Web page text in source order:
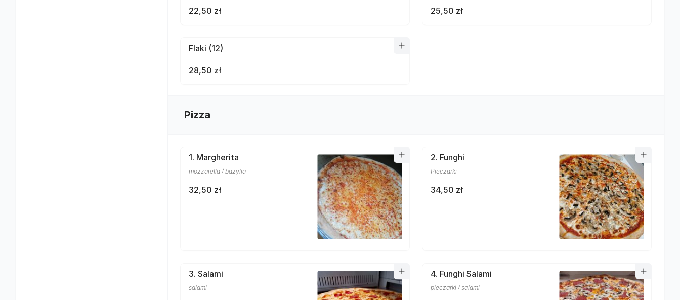
22,50 zł 25,50 zł
Flaki (12)
28,50 zł
Pizza
1. Margherita
mozzarella / bazylia
32,50 zł
2. Funghi
Pieczarki
34,50 zł
3. Salami
salami
4. Funghi Salami
pieczarki / salami